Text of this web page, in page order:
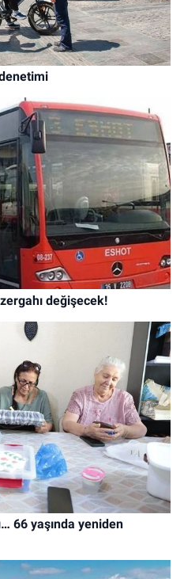
denetimi
değişecek!
66 yaşında yeniden